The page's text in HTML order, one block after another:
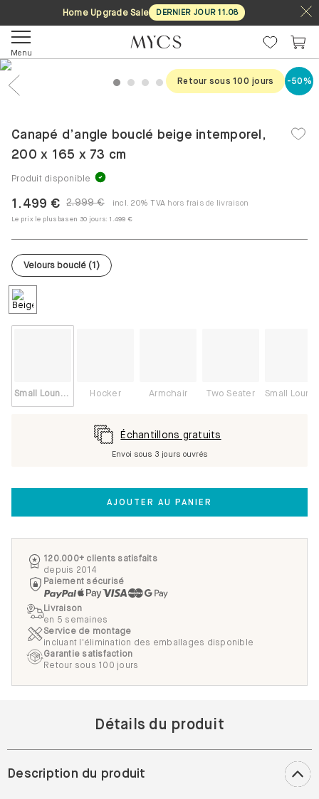
Home Upgrade Sale DERNIER JOUR 11.08
Menu
1 2 3 4 5 6 7
Retour sous 100 jours -50%
Canapé d’angle bouclé beige intemporel,
200 x 165 x 73 cm
Produit disponible
2.999 €
1.499 € incl. 20% TVA hors frais de livraison
Le prix le plus bas en 30 jours: 1.499 €
AJOUTER AU PANIER
Velours bouclé (1)
Small Lounge Right Hocker Armchair Two Seater
Échantillons gratuits
Envoi sous 3 jours ouvrés
120.000+ clients satisfaits
depuis 2014
Paiement sécurisé
Livraison
en 5 semaines
Service de montage
incluant l'élimination des emballages disponible
Garantie satisfaction
Retour sous 100 jours
Détails du produit
Description du produit